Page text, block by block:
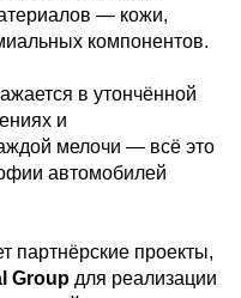
— кожи,
компонентов.
в утончённой
и
мелочи — всё это
автомобилей
партнёрские проекты,
Group для реализации